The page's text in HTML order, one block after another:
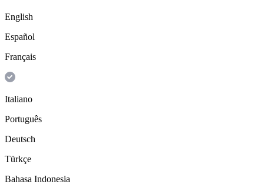
English
Español
Français
Italiano
Português
Deutsch
Türkçe
Bahasa Indonesia